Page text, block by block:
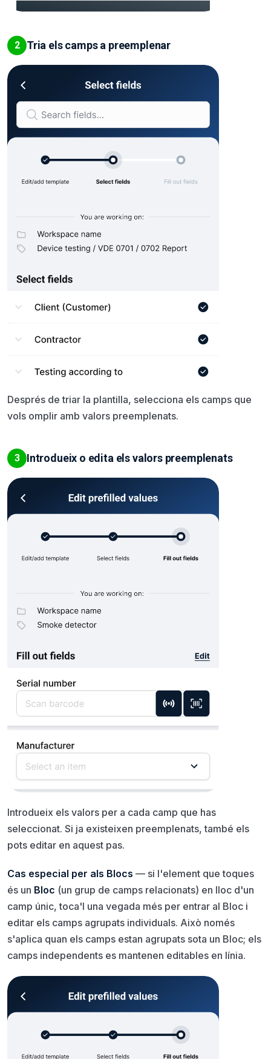
2 Tria els camps a preemplenar
Després de triar la plantilla, selecciona els camps que
vols omplir amb valors preemplenats.
3 Introdueix o edita els valors preemplenats
Introdueix els valors per a cada camp que has
seleccionat. Si ja existeixen preemplenats, també els
pots editar en aquest pas.
Cas especial per als Blocs — si l'element que toques
és un Bloc (un grup de camps relacionats) en lloc d'un
camp únic, toca'l una vegada més per entrar al Bloc i
editar els camps agrupats individuals. Això només
s'aplica quan els camps estan agrupats sota un Bloc; els
camps independents es mantenen editables en línia.